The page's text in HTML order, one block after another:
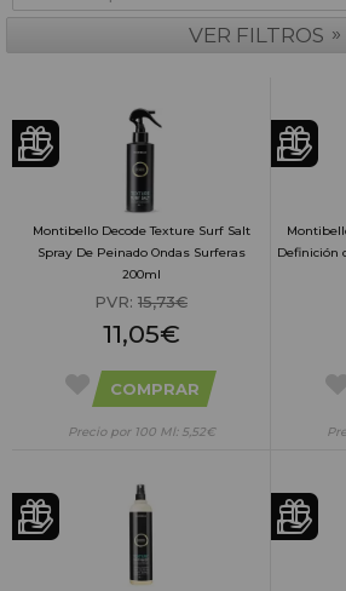
VER FILTROS »
Montibello Decode Texture Surf Salt
Spray De Peinado Ondas Surferas
200ml
PVR: 15,73€
11,05€
COMPRAR
Precio por 100 Ml: 5,52€
Definición